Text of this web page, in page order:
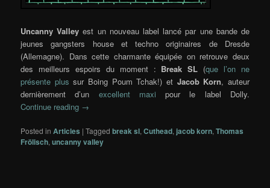
Uncanny Valley est un nouveau label lancé par une bande de
jeunes gangsters house et techno originaires de Dresde
(Allemagne). Dans cette charmante équipée on retrouve deux
des meilleurs espoirs du moment : Break SL (que l’on ne
présente plus sur Boing Poum Tchak!) etJacob Korn, auteur
dernièrement d’un excellent maxi pour le label Dolly.
Continue reading →
Posted in Articles |Tagged break sl,Cuthead, jacob korn,Thomas
Frölisch,uncanny valley